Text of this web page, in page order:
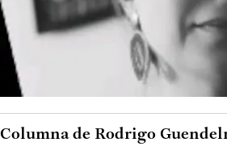
Columna de Rodrigo